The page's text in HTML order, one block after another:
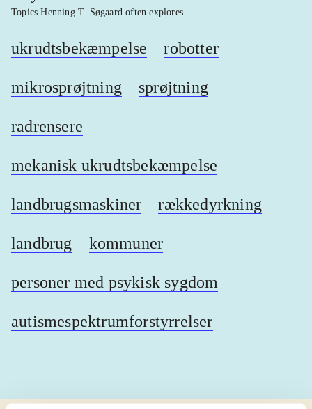
Topics Henning T. Søgaard often explores
ukrudtsbekæmpelse robotter
mikrosprøjtning sprøjtning
radrensere
mekanisk ukrudtsbekæmpelse
landbrugsmaskiner rækkedyrkning
landbrug kommuner
personer med psykisk sygdom
autismespektrumforstyrrelser